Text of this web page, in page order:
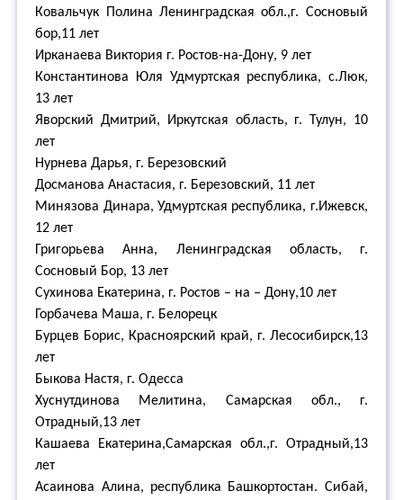
Ковальчук Полина Ленинградская обл.,г. Сосновый
бор,11 лет
Ирканаева Виктория г. Ростов-на-Дону, 9 лет
Константинова Юля Удмуртская республика, с.Люк,
13 лет
Яворский Дмитрий, Иркутская область, г. Тулун, 10
лет
Нурнева Дарья, г. Березовский
Досманова Анастасия, г. Березовский, 11 лет
Минязова Динара, Удмуртская республика, г.Ижевск,
12 лет
Григорьева Анна, Ленинградская область, г.
Сосновый Бор, 13 лет
Сухинова Екатерина, г. Ростов – на – Дону,10 лет
Горбачева Маша, г. Белорецк
Бурцев Борис, Красноярский край, г. Лесосибирск,13
лет
Быкова Настя, г. Одесса
Хуснутдинова Мелитина, Самарская обл., г.
Отрадный,13 лет
Кашаева Екатерина,Самарская обл.,г. Отрадный,13
лет
Асаинова Алина, республика Башкортостан. Сибай,